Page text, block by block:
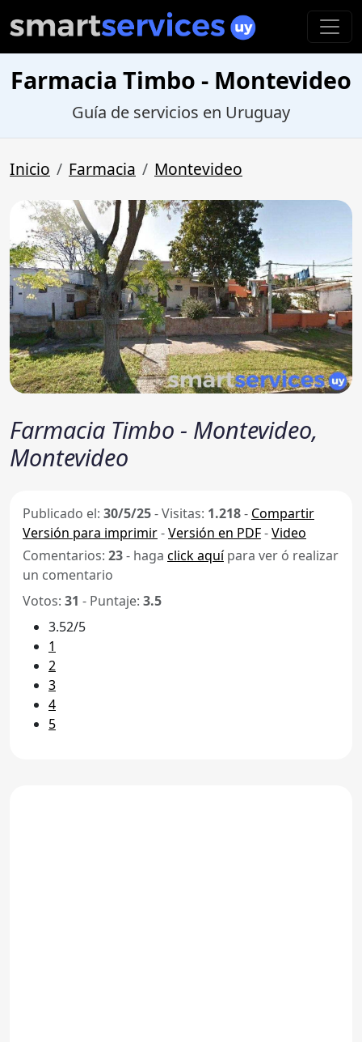
Farmacia Timbo - Montevideo
Guía de servicios en Uruguay
Inicio Farmacia Montevideo
Farmacia Timbo - Montevideo,
Montevideo
Publicado el: 30/5/25-Visitas: 1.218- Compartir
Versión para imprimir-Versión en PDF-Video
Comentarios: 23- haga click aquípara ver ó realizar
un comentario
Votos: 31 - Puntaje: 3.5
3.52/5
1
2
3
4
5